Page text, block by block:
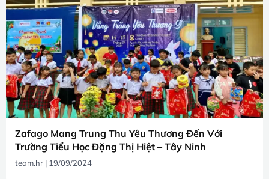
Zafago Mang Trung Thu Yêu Thương Đến Với
Trường Tiểu Học Đặng Thị Hiệt – Tây Ninh
team.hr 19/09/2024